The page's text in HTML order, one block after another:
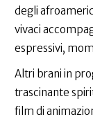
degli
vivaci
espressivi,
Altri brani in
trascinante
film di